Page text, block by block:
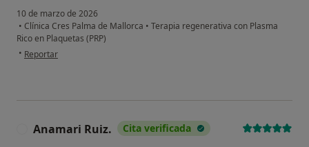
10 de marzo de 2026
• Clínica Cres Palma de Mallorca • Terapia regenerativa con Plasma
Rico en Plaquetas (PRP)
• en opinión del usuario Jcm
Reportar
Anamari Ruiz. Cita verificada